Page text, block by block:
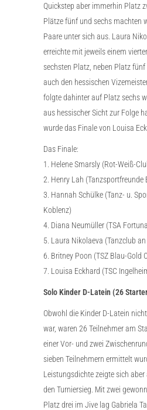
Quickstep aber immerhin Platz
Plätze fünf und sechs machten
Paare unter sich aus. Laura
erreichte mit jeweils einem
sechsten Platz, neben Platz
auch den hessischen
folgte dahinter auf Platz sechs
aus hessischer Sicht zur Folge
wurde das Finale von Louisa
Das Finale:
1. Helene Smarsly (Rot-Weiß-
2. Henry Lah (Tanzsportfreunde
3. Hannah Schülke (Tanz- u.
Koblenz)
4. Diana Neumüller (TSA
5. Laura Nikolaeva (Tanzclub
6. Britney Poon (TSZ Blau-Gold
7. Louisa Eckhard (TSC
Solo Kinder D-Latein (26
Obwohl die Kinder D-Latein
war, waren 26 Teilnehmer am
einer Vor- und zwei
sieben Teilnehmern ermittelt
Leistungsdichte zeigte sich
den Turniersieg. Mit zwei
Platz drei im Jive lag Gabriela